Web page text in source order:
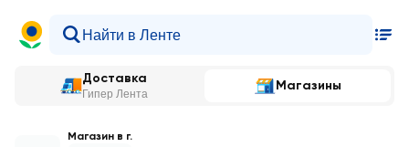
Доставка
Гипер Лента
Магазины
Магазин в г.